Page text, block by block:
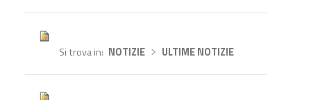
Si trova in NOTIZIE› ULTIME NOTIZIE